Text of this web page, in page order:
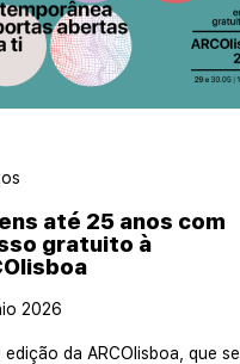
até 25 anos com
gratuito à
2026
edição da ARCOlisboa, que se